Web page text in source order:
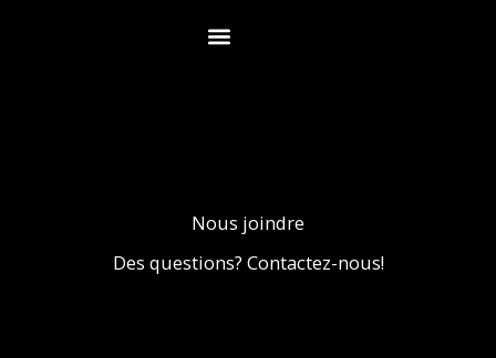
Nous joindre
Des questions? Contactez-nous!